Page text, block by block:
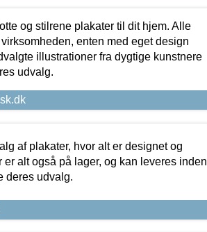
og stilrene plakater til dit hjem. Alle
enten med eget design
illustrationer fra dygtige kunstnere
udvalg.
af plakater, hvor alt er designet og
er alt også på lager, og kan leveres inden
deres udvalg.